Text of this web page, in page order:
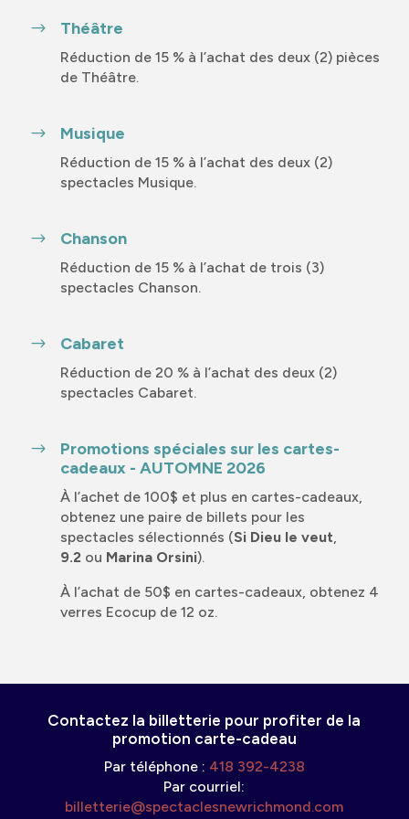
$ Théâtre
Réduction de 15 % à l’achat des deux (2) pièces
de Théâtre.
$ Musique
Réduction de 15 % à l’achat des deux (2)
spectacles Musique.
$ Chanson
Réduction de 15 % à l’achat de trois (3)
spectacles Chanson.
$ Cabaret
Réduction de 20 % à l’achat des deux (2)
spectacles Cabaret.
$
Promotions spéciales sur les cartes-
cadeaux - AUTOMNE 2026
À l’achet de 100$ et plus en cartes-cadeaux,
obtenez une paire de billets pour les
spectacles sélectionnés (Si Dieu le veut
9.2 ou Marina Orsini).
À l’achat de 50$ en cartes-cadeaux, obtenez 4
verres Ecocup de 12 oz.
Contactez la billetterie pour profiter de la
promotion carte-cadeau
Par téléphone : 418 392-4238
Par courriel:
billetterie@spectaclesnewrichmond.com